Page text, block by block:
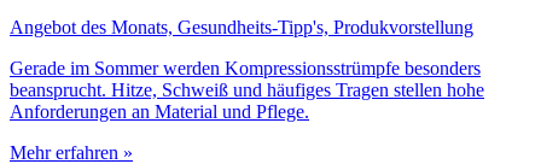
Angebot des Monats, Gesundheits-Tipp's, Produkvorstellung
Gerade im Sommer werden Kompressionsstrümpfe besonders
beansprucht. Hitze, Schweiß und häufiges Tragen stellen hohe
Anforderungen an Material und Pflege.
Mehr erfahren »